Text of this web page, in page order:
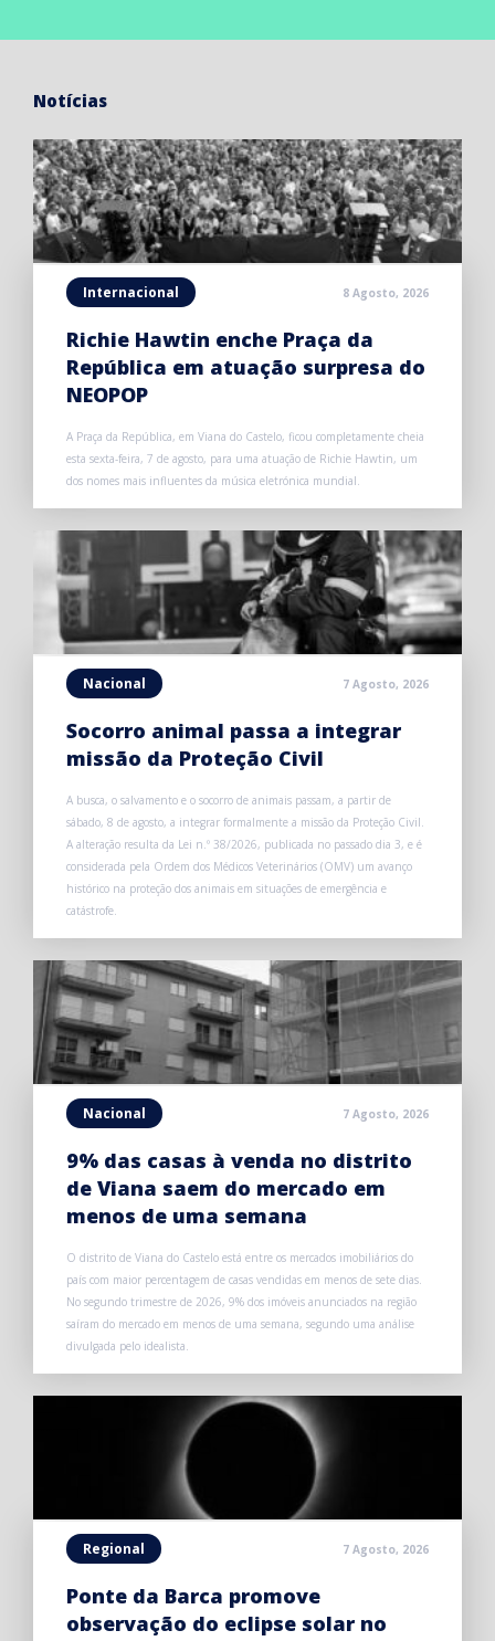
Notícias
Internacional 8 Agosto, 2026
Richie Hawtin enche Praça da
República em atuação surpresa do
NEOPOP
A Praça da República, em Viana do Castelo, ficou completamente cheia
esta sexta-feira, 7 de agosto, para uma atuação de Richie Hawtin, um
dos nomes mais influentes da música eletrónica mundial.
Nacional 7 Agosto, 2026
Socorro animal passa a integrar
missão da Proteção Civil
A busca, o salvamento e o socorro de animais passam, a partir de
sábado, 8 de agosto, a integrar formalmente a missão da Proteção Civil.
A alteração resulta da Lei n.º 38/2026, publicada no passado dia 3, e é
considerada pela Ordem dos Médicos Veterinários (OMV) um avanço
histórico na proteção dos animais em situações de emergência e
catástrofe.
Nacional 7 Agosto, 2026
9% das casas à venda no distrito
de Viana saem do mercado em
menos de uma semana
O distrito de Viana do Castelo está entre os mercados imobiliários do
país com maior percentagem de casas vendidas em menos de sete dias.
No segundo trimestre de 2026, 9% dos imóveis anunciados na região
saíram do mercado em menos de uma semana, segundo uma análise
divulgada pelo idealista.
Regional 7 Agosto, 2026
Ponte da Barca promove
observação do eclipse solar no